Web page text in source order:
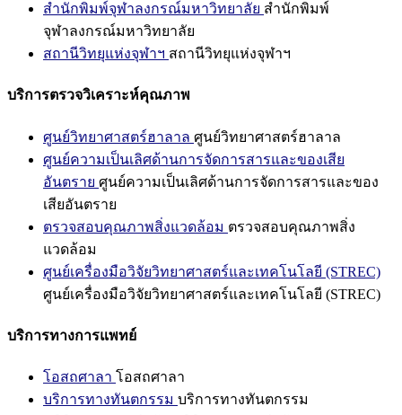
สำนักพิมพ์จุฬาลงกรณ์มหาวิทยาลัย สำนักพิมพ์
จุฬาลงกรณ์มหาวิทยาลัย
สถานีวิทยุแห่งจุฬาฯ สถานีวิทยุแห่งจุฬาฯ
บริการตรวจวิเคราะห์คุณภาพ
ศูนย์วิทยาศาสตร์ฮาลาล ศูนย์วิทยาศาสตร์ฮาลาล
ศูนย์ความเป็นเลิศด้านการจัดการสารและของเสีย
อันตราย ศูนย์ความเป็นเลิศด้านการจัดการสารและของ
เสียอันตราย
ตรวจสอบคุณภาพสิ่งแวดล้อม ตรวจสอบคุณภาพสิ่ง
แวดล้อม
ศูนย์เครื่องมือวิจัยวิทยาศาสตร์และเทคโนโลยี (STREC)
ศูนย์เครื่องมือวิจัยวิทยาศาสตร์และเทคโนโลยี (STREC)
บริการทางการแพทย์
โอสถศาลา โอสถศาลา
บริการทางทันตกรรม บริการทางทันตกรรม